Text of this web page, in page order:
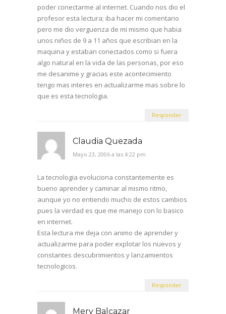
poder conectarme al internet. Cuando nos dio el
profesor esta lectura; iba hacer mi comentario
pero me dio verguenza de mi mismo que habia
unos niños de 9 a 11 años que escribian en la
maquina y estaban conectados como si fuera
algo natural en la vida de las personas, por eso
me desanime y gracias este acontecimiento
tengo mas interes en actualizarme mas sobre lo
que es esta tecnologia.
Responder
Claudia Quezada
Mayo 23, 2006 a las 4:22 pm
La tecnologia evoluciona constantemente es
bueno aprender y caminar al mismo ritmo,
aunque yo no entiendo mucho de estos cambios
pues la verdad es que me manejo con lo basico
en internet.
Esta lectura me deja con animo de aprender y
actualizarme para poder explotar los nuevos y
constantes descubrimientos y lanzamientos
tecnologicos.
Responder
Mery Balcazar